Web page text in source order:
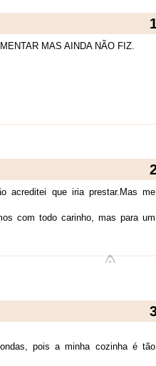
MAS AINDA NÃO FIZ.
acreditei que iria prestar.Mas me
com todo carinho, mas para um
pois a minha cozinha é tão